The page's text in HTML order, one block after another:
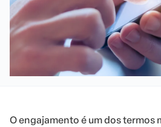
O engajamento é um dos termos